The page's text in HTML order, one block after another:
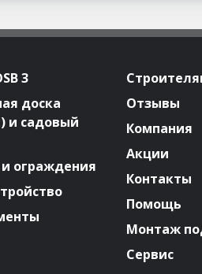
3
доска
и садовый
ограждения
Отзывы
Компания
Акции
Контакты
Помощь
Монтаж
Сервис